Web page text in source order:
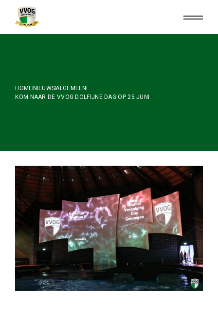
content
HOME NIEUWSALGEMEEN
KOM NAAR DE VVOG DOLFIJNE DAG OP 25 JUNI